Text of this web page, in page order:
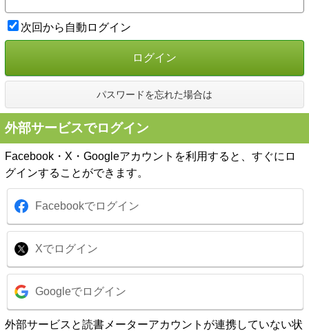
次回から自動ログイン
ログイン
パスワードを忘れた場合は
外部サービスでログイン
Facebook・X・Googleアカウントを利用すると、すぐにロ
グインすることができます。
Facebookでログイン
Xでログイン
Googleでログイン
外部サービスと読書メーターアカウントが連携していない状